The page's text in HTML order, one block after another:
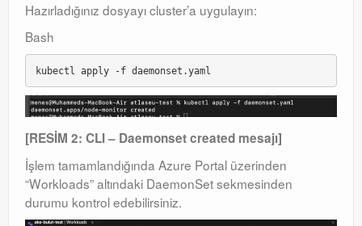
Hazırladığınız dosyayı cluster’a uygulayın:
Bash
[RESİM 2: CLI – Daemonset created mesajı]
İşlem tamamlandığında Azure Portal üzerinden
“Workloads” altındaki DaemonSet sekmesinden
durumu kontrol edebilirsiniz.